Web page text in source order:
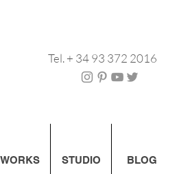
Tel. + 34 93 372 2016
WORKS STUDIO BLOG